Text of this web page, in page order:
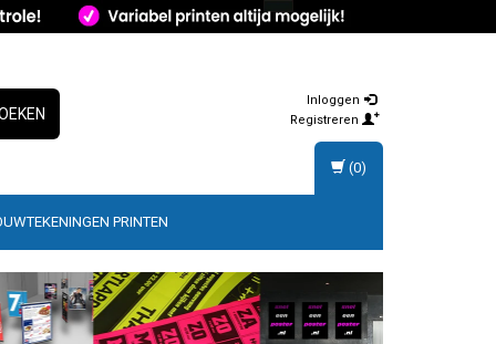
Inloggen
Registreren
PRINTEN
(0)